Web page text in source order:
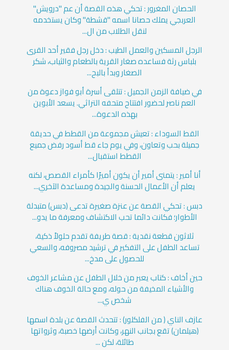
الحصان المغرور : تحكي هذه القصة أن عم "درويش"
العربجي يملك حصانا اسمه "قشطة" وكان يستخدمه
لنقل الطلاب من ال...
الرجل المسكين والعمل الطيب : دخل رجل فقير أحد القرى
بلباس رثة فساعده صغار القرية بالطعام والثياب، شكر
الصغار وبدأ بالبح...
في ضيافة الزمن الجميل : تتلقى أسرة أبو فواز دعوة من
العم ناصر لحضور افتتاح متحفه التراثي. يسعد الأبوين
بهذه الدعوة...
القط السوداء : تعيش مجموعة من القطط في حديقة
جميلة بحب وتعاون، وفي يوم جاء قط أسود رفض جميع
القطط استقبال...
أنا أمير : يتمنى أمير أن يكون أميرًا كأمراء القصص، لكنه
يعلم أن الأعمال الحسنة والجيدة ومساعدة الآخري...
دبس : تحكي القصة عن عنزة صغيرة تدعى (دبس) متبدلة
الأطوار؛ فكانت دائما تحب الاكتشاف ومعرفة ما يدو...
ثلاثون قطعة نقدية : قصة طريفة تقدم حلولاً ذكية،
تساعد الطفل على التفكير في ترشيد مصروفه، والسعي
للحصول على مدخ...
حين أخاف : كتاب يعبر من خلال الطفل عن مشاعر الخوف
والأشياء المخيفة من حوله، ومع حالة الخوف هناك
شخص ي...
عازف الناي ( من الفلكلور) : تتحدث القصة عن بلدة اسمها
(هيلمان) تقع بجانب النهر، وكانت أرضها خصبة، وثرواتها
طائلة، لكن ...